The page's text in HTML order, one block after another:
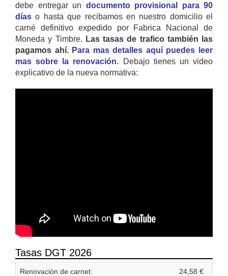
debe entregar un documento provisional para 90
días o hasta que recibamos en nuestro domicilio el
carné definitivo expedido por Fabrica Nacional de
Moneda y Timbre. Las tasas de trafico también las
pagamos ahí. Para mas detalles aquí puedes leer
mas sobre la renovación. Debajo tienes un video
explicativo de la nueva normativa:
Tasas DGT 2026
Renovación de carnet: 24,58 €